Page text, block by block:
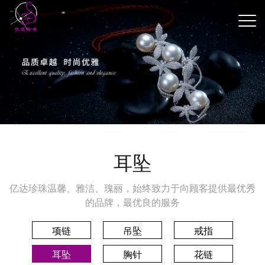
耳坠
亿达珍珠温馨、雅洁、瑰丽，始终致力于向顾客提供最优秀
的品牌，最优良的服务
项链 吊坠
戒指
耳坠
胸针 花链